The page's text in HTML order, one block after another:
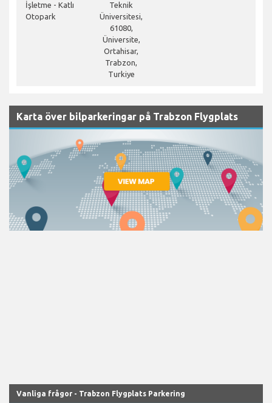
İşletme - Katlı
Otopark
Teknik
Üniversitesi,
61080,
Üniversite,
Ortahisar,
Trabzon,
Turkiye
Karta över bilparkeringar på Trabzon Flygplats
Vanliga frågor - Trabzon Flygplats Parkering